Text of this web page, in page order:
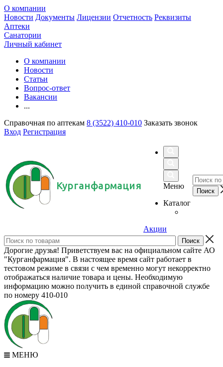
О компании
Новости Документы Лицензии Отчетность Реквизиты
Аптеки
Санатории
Личный кабинет
О компании
Новости
Статьи
Вопрос-ответ
Вакансии
...
Справочная по аптекам 8 (3522) 410-010 Заказать звонок
Вход Регистрация
Курганфармация
Меню
Каталог
Акции
Дорогие друзья! Приветствуем вас на официальном сайте АО
"Курганфармация". В настоящее время сайт работает в
тестовом режиме в связи с чем временно могут некорректно
отображаться наличие товара и цены. Необходимую
информацию можно получить в единой справочной службе
по номеру 410-010
МЕНЮ